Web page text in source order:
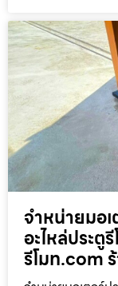
จำหน่ายมอเ
อะไหล่ประตู
รีโมท.com